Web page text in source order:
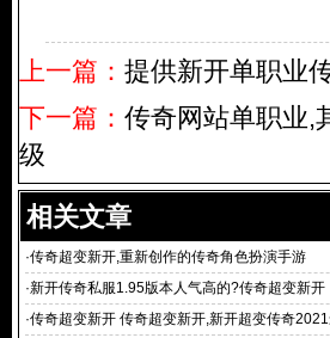
上一篇： 提供新开单职业
下一篇： 传奇网站单职业,
级
相关文章
·传奇超变新开,重新创作的传奇角色扮演手游
·新开传奇私服1.95版本人气高的?传奇超变新开
一下
·传奇超变新开 传奇超变新开,新开超变传奇